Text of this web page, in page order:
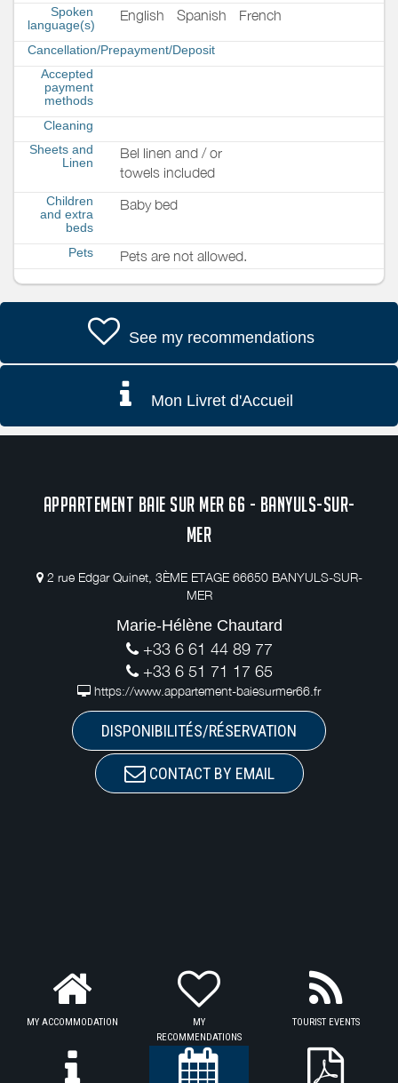
Spoken
language(s)
English Spanish French
Cancellation/Prepayment/Deposit
Accepted
payment
methods
Cleaning
Sheets and
Linen
Bel linen and / or
towels included
Children
and extra
beds
Baby bed
Pets Pets are not allowed.
See my recommendations
Mon Livret d'Accueil
APPARTEMENT BAIE SUR MER 66 - BANYULS-SUR-
MER
2 rue Edgar Quinet, 3ÈME ETAGE 66650 BANYULS-SUR-
MER
Marie-Hélène Chautard
+33 6 61 44 89 77
+33 6 51 71 17 65
https://www.appartement-baiesurmer66.fr
DISPONIBILITÉS/RÉSERVATION
CONTACT BY EMAIL
MY ACCOMMODATION
MY
RECOMMENDATIONS
TOURIST EVENTS